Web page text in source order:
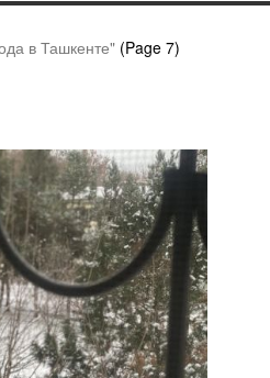
в Ташкенте" (Page 7)